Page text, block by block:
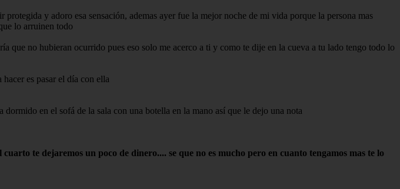
y adoro esa sensación, ademas ayer fue la mejor noche de mi vida porque la persona mas
lo arruinen todo
que no hubieran ocurrido pues eso solo me acerco a ti y como te dije en la cueva a tu lado tengo todo lo
es pasar el día con ella
en el sofá de la sala con una botella en la mano así que le dejo una nota
te dejaremos un poco de dinero.... se que no es mucho pero en cuanto tengamos mas te lo